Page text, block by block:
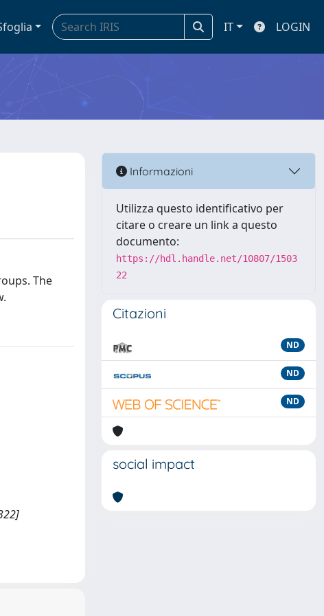
IT LOGIN
The
Informazioni
Utilizza questo identificativo per
citare o creare un link a questo
documento:
https://hdl.handle.net/10807/1503
22
Citazioni
ND
ND
ND
social impact